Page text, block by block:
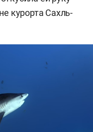
курорта Сахль-